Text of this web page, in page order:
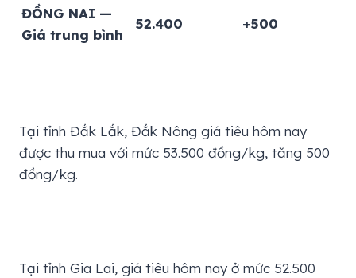
ĐỒNG NAI —
Giá trung bình
52.400 +500
Tại tỉnh Đắk Lắk, Đắk Nông giá tiêu hôm nay
được thu mua với mức 53.500 đồng/kg, tăng 500
đồng/kg.
Tại tỉnh Gia Lai, giá tiêu hôm nay ở mức 52.500